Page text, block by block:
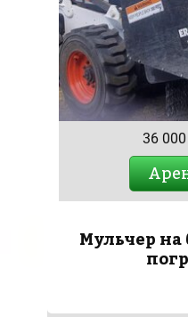
36
Мульчер на